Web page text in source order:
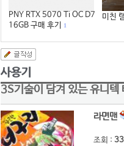
PNY RTX 5070 Ti OC D7
16GB 구매 후기
1
미친
3S기술이 담겨 있는 유니
라면맨
조회 :